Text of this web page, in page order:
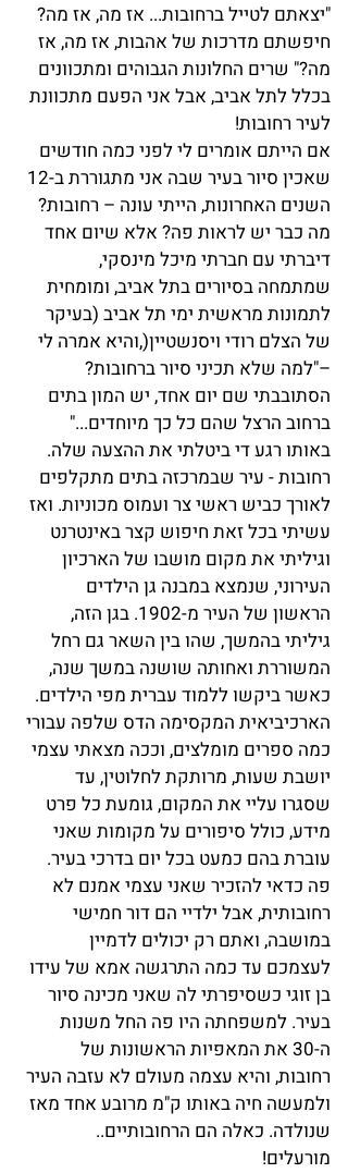
"יצאתם לטייל ברחובות... אז מה, אז מה?
חיפשתם מדרכות של אהבות, אז מה, אז
מה?" שרים החלונות הגבוהים ומתכוונים
בכלל לתל אביב, אבל אני הפעם מתכוונת
לעיר רחובות!
אם הייתם אומרים לי לפני כמה חודשים
שאכין סיור בעיר שבה אני מתגוררת ב-12
השנים האחרונות, הייתי עונה – רחובות?
מה כבר יש לראות פה? אלא שיום אחד
דיברתי עם חברתי מיכל מינסקי,
שמתמחה בסיורים בתל אביב, ומומחית
לתמונות מראשית ימי תל אביב (בעיקר
של הצלם רודי ויסנשטיין(,והיא אמרה לי
–"למה שלא תכיני סיור ברחובות?
הסתובבתי שם יום אחד, יש המון בתים
ברחוב הרצל שהם כל כך מיוחדים..."
באותו רגע די ביטלתי את ההצעה שלה.
רחובות - עיר שבמרכזה בתים מתקלפים
לאורך כביש ראשי צר ועמוס מכוניות. ואז
עשיתי בכל זאת חיפוש קצר באינטרנט
וגיליתי את מקום מושבו של הארכיון
העירוני, שנמצא במבנה גן הילדים
הראשון של העיר מ-1902. בגן הזה,
גיליתי בהמשך, שהו בין השאר גם רחל
המשוררת ואחותה שושנה במשך שנה,
כאשר ביקשו ללמוד עברית מפי הילדים.
הארכיביאית המקסימה הדס שלפה עבורי
כמה ספרים מומלצים, וככה מצאתי עצמי
יושבת שעות, מרותקת לחלוטין, עד
שסגרו עליי את המקום, גומעת כל פרט
מידע, כולל סיפורים על מקומות שאני
עוברת בהם כמעט בכל יום בדרכי בעיר.
פה כדאי להזכיר שאני עצמי אמנם לא
רחובותית, אבל ילדיי הם דור חמישי
במושבה, ואתם רק יכולים לדמיין
לעצמכם עד כמה התרגשה אמא של עידו
בן זוגי כשסיפרתי לה שאני מכינה סיור
בעיר. למשפחתה היו פה החל משנות
ה-30 את המאפיות הראשונות של
רחובות, והיא עצמה מעולם לא עזבה העיר
ולמעשה חיה באותו ק"מ מרובע אחד מאז
שנולדה. כאלה הם הרחובותיים..
מורעלים!